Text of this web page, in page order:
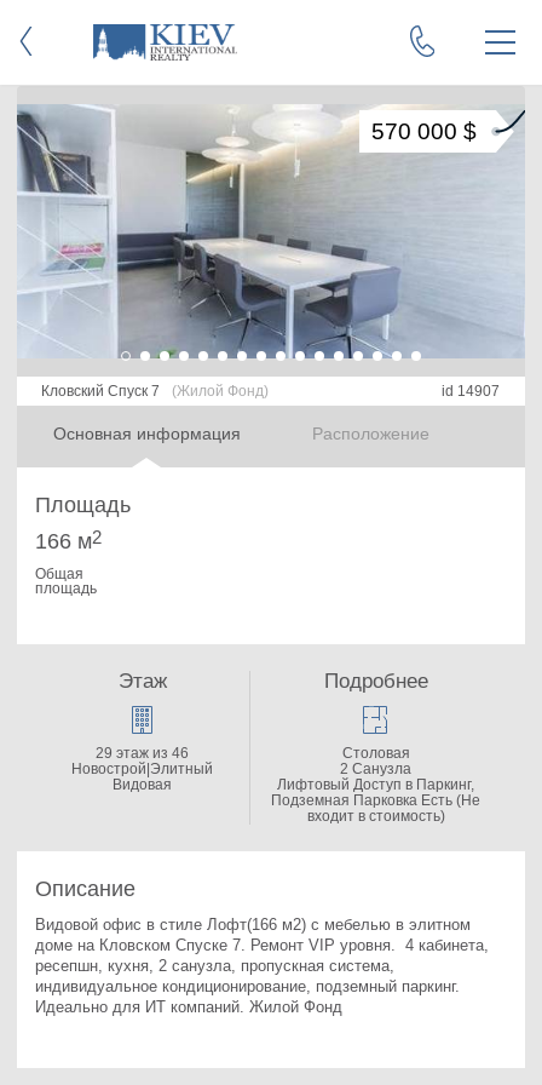
Кловский Спуск 7 (Жилой Фонд) id 14907
Основная информация Расположение
570 000 $
Площадь
166 м2
Общая
площадь
Описание
Видовой офис в стиле Лофт(166 м2) с мебелью в элитном
доме на Кловском Спуске 7. Ремонт VIP уровня.  4 кабинета,
ресепшн, кухня, 2 санузла, пропускная система,
индивидуальное кондиционирование, подземный паркинг.
Идеально для ИТ компаний. Жилой Фонд
Этаж
29 этаж из 46
Новострой|Элитный
Видовая
Подробнее
Столовая
2 Санузла
Лифтовый Доступ в Паркинг,
Подземная Парковка Есть (Не
входит в стоимость)